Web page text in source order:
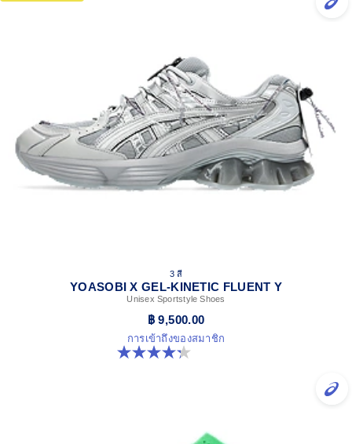
3 สี
YOASOBI X GEL-KINETIC FLUENT Y
Unisex Sportstyle Shoes
฿ 9,500.00
การเข้าถึงของสมาชิก
4.3 จาก 5 ดาว 15 รีวิว